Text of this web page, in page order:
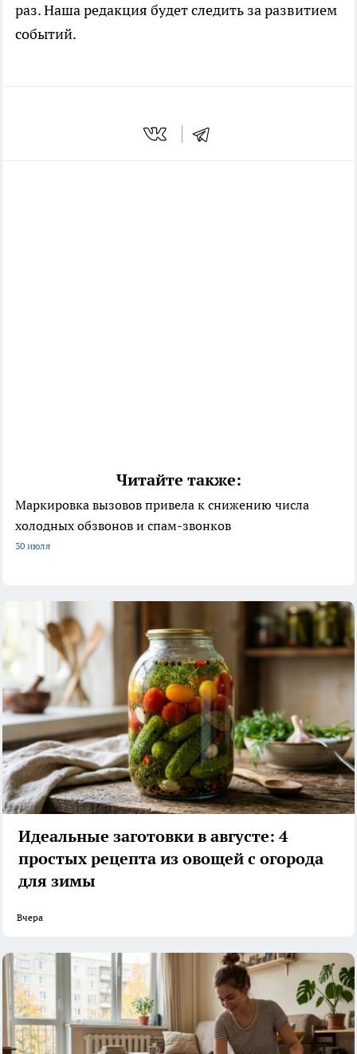
раз. Наша редакция будет следить за развитием
событий.
Читайте также:
Маркировка вызовов привела к снижению числа
холодных обзвонов и спам-звонков
30 июля
Идеальные заготовки в августе: 4
простых рецепта из овощей с огорода
для зимы
Вчера